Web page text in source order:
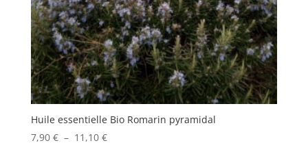
Huile essentielle Bio Romarin pyramidal
7,90 € – 11,10 €Plage